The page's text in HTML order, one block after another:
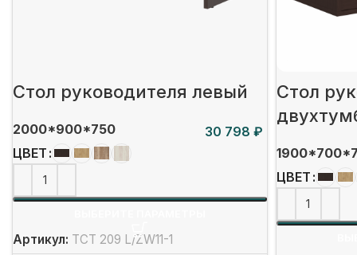
Стол руководителя левый
2000*900*750
₽
ЦВЕТ
Артикул: TCT 209 L/ZW11-1
Стол
ЦВЕТ